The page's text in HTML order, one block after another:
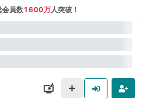
会員数1600万人突破！